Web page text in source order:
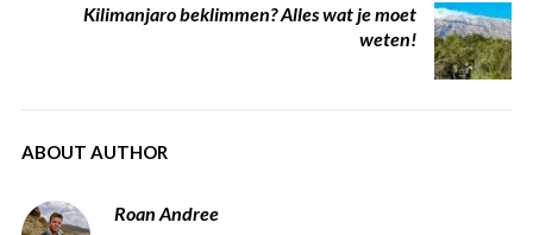
Kilimanjaro beklimmen? Alles wat je moet
weten!
ABOUT AUTHOR
Roan Andree